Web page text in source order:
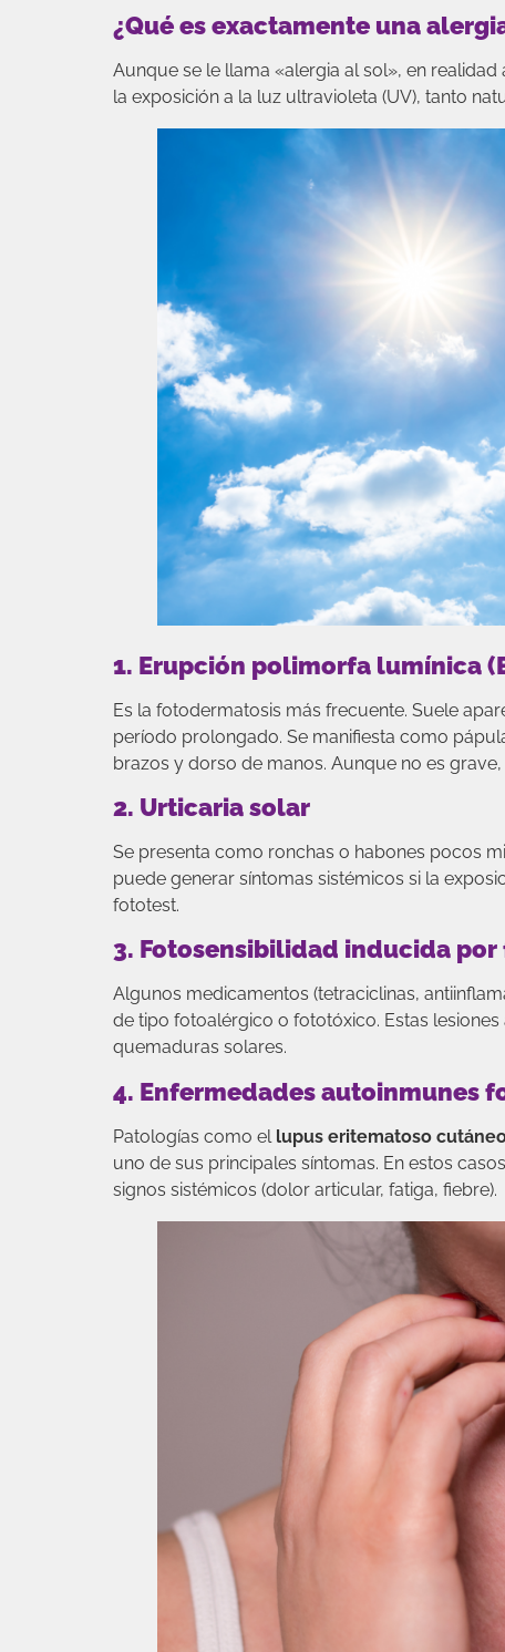
¿Qué es exactamente una
Aunque se le llama «alergia al sol», en
la exposición a la luz ultravioleta (UV), tanto
1. Erupción polimorfa lumínica
Es la fotodermatosis más frecuente. Suele
período prolongado. Se manifiesta como
brazos y dorso de manos. Aunque no es
2. Urticaria solar
Se presenta como ronchas o habones pocos
puede generar síntomas sistémicos si la
fototest.
3. Fotosensibilidad inducida
Algunos medicamentos (tetraciclinas,
de tipo fotoalérgico o fototóxico. Estas
quemaduras solares.
4. Enfermedades autoinmunes
Patologías como el lupus eritematoso
uno de sus principales síntomas. En estos
signos sistémicos (dolor articular, fatiga, fiebre).